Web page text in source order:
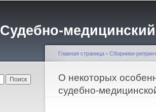
Судебно-
Вы здесь
Главная страница › Сборники-
О некоторых
судебно-